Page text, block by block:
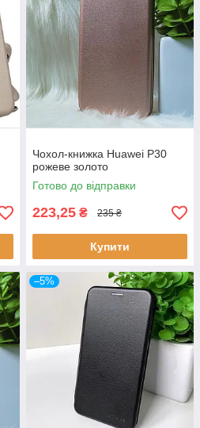
Чохол-книжка Huawei P30
рожеве золото
Готово до відправки
223,25 ₴ 235 ₴
Купити
–5%